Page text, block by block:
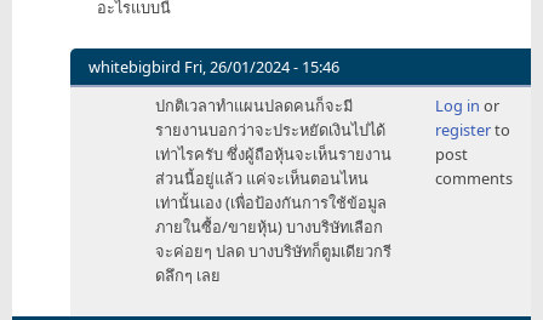
อะไรแบบนี้
whitebigbird Fri, 26/01/2024 - 15:46
In
ปกติเวลาทำแผนปลดคนก็จะมี
รายงานบอกว่าจะประหยัดเงินไปได้
เท่าไรครับ ซึ่งผู้ถือหุ้นจะเห็นรายงาน
ส่วนนี้อยู่แล้ว แค่จะเห็นตอนไหน
เท่านั้นเอง (เพื่อป้องกันการใช้ข้อมูล
ภายในซื้อ/ขายหุ้น) บางบริษัทเลือก
จะค่อยๆ ปลด บางบริษัทก็ตูมเดียวกรี
ดลึกๆ เลย
Log in or
registerto
post
comments